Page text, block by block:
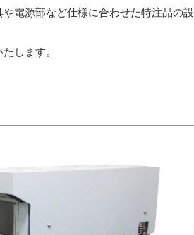
電源部など仕様に合わせた特注品の設
します。